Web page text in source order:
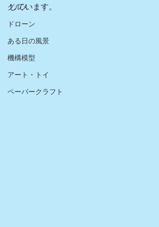
グルメ
ドローン
ある日の風景
機構模型
アート・トイ
ペーパークラフト
しています。